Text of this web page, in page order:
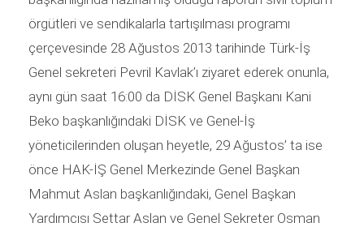
örgütleri ve sendikalarla tartışılması programı
çerçevesinde 28 Ağustos 2013 tarihinde Türk-İş
Genel sekreteri Pevril Kavlak’ı ziyaret ederek onunla,
aynı gün saat 16:00 da DİSK Genel Başkanı Kani
Beko başkanlığındaki DİSK ve Genel-İş
yöneticilerinden oluşan heyetle, 29 Ağustos’ ta ise
önce HAK-İŞ Genel Merkezinde Genel Başkan
Mahmut Aslan başkanlığındaki, Genel Başkan
Yardımcısı Settar Aslan ve Genel Sekreter Osman